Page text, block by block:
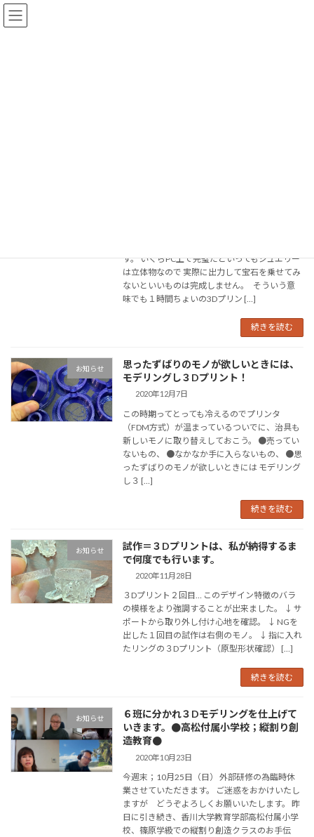
コ
ン
ナ
ビ
す。 いくらPC上で完璧だといってもジュエリー
は立体物なので 実際に出力して宝石を乗せてみ
ないといいものは完成しません。 そういう意
味でも１時間ちょいの3Dプリン […]
続きを読む
お知らせ
思ったずばりのモノが欲しいときには、
モデリングし３Dプリント！
2020年12月7日
この時期ってとっても冷えるのでプリンタ
（FDM方式）が温まっているついでに、治具も
新しいモノに取り替えしておこう。 ●売ってい
ないもの、 ●なかなか手に入らないもの、 ●思
ったずばりのモノが欲しいときには モデリング
し３ […]
続きを読む
お知らせ
試作＝３Dプリントは、私が納得するま
で何度でも行います。
2020年11月28日
３Dプリント２回目… このデザイン特徴のバラ
の模様をより強調することが出来ました。 ↓ サ
ポートから取り外し付け心地を確認。 ↓ NGを
出した１回目の試作は右側のモノ。 ↓ 指に入れ
たリングの３Dプリント（原型形状確認） […]
続きを読む
お知らせ
６班に分かれ３Dモデリングを仕上げて
いきます。●高松付属小学校；縦割り創
造教育●
2020年10月23日
今週末；10月25日（日） 外部研修の為臨時休
業させていただきます。 ご迷惑をおかけいたし
ますが どうぞよろしくお願いいたします。 昨
日に引き続き、香川大学教育学部高松付属小学
校、篠原学級での縦割り創造クラスのお手伝